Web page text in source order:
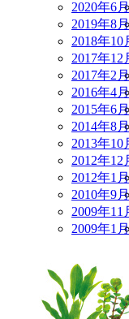
2020年6月
2019年8月
2018年10
2017年12
2017年2月
2016年4月
2015年6月
2014年8月
2013年10
2012年12
2012年1月
2010年9月
2009年11
2009年1月